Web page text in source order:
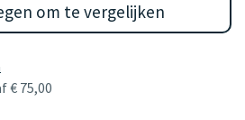
om te vergelijken
€ 75,00